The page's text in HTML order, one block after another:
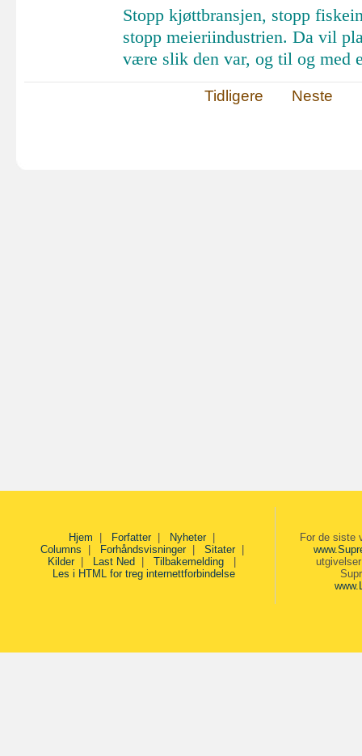
Stopp kjøttbransjen, stopp
stopp meieriindustrien. Da vil
være slik den var, og til og med
Tidligere Neste
Hjem Forfatter| Nyheter|
Columns
Forhåndsvisninger| Sitater|
Kilder| Last Ned Tilbakemelding
Les i HTML for treg internettforbindelse
For de siste